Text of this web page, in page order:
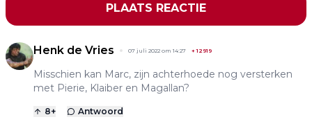
PLAATS REACTIE
Henk de Vries 07 juli 2022 om 14:27 +12919
Misschien kan Marc, zijn achterhoede nog versterken
met Pierie, Klaiber en Magallan?
8+ Antwoord